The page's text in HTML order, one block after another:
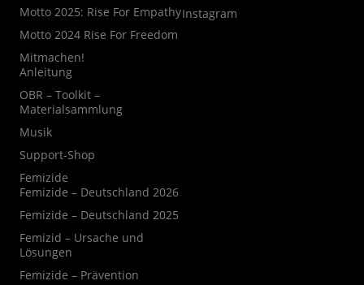
Motto 2025: Rise For Empathy
Motto 2024 Rise For Freedom
Mitmachen!
Anleitung
OBR – Toolkit –
Materialsammlung
Musik
Support-Shop
Femizide
Femizide – Deutschland 2026
Femizide – Deutschland 2025
Femizid – Ursache und
Lösungen
Femizide – Prävention
Instagram